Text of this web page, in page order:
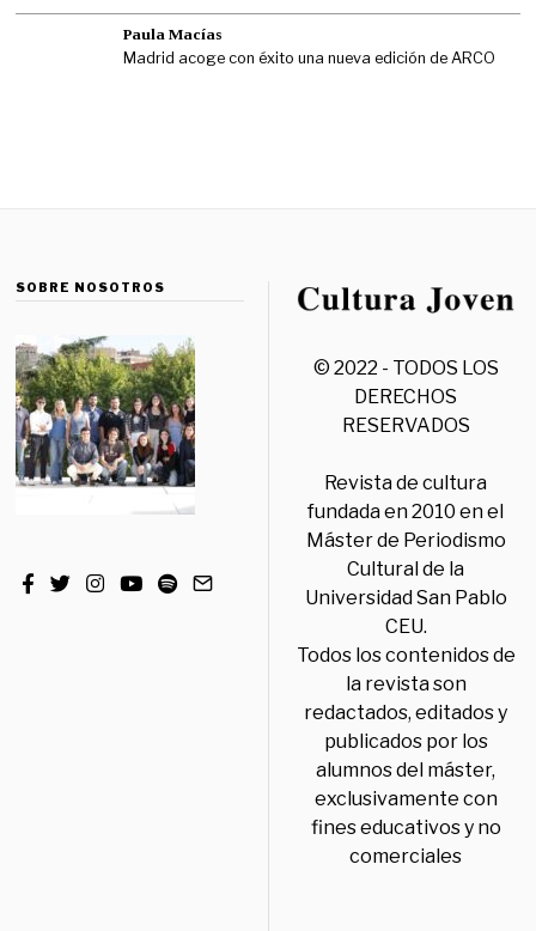
Paula Macías
Madrid acoge con éxito una nueva edición de ARCO
SOBRE NOSOTROS
© 2022 - TODOS LOS
DERECHOS
RESERVADOS
Revista de cultura
fundada en 2010 en el
Máster de Periodismo
Cultural de la
Universidad San Pablo
CEU.
Todos los contenidos de
la revista son
redactados, editados y
publicados por los
alumnos del máster,
exclusivamente con
fines educativos y no
comerciales